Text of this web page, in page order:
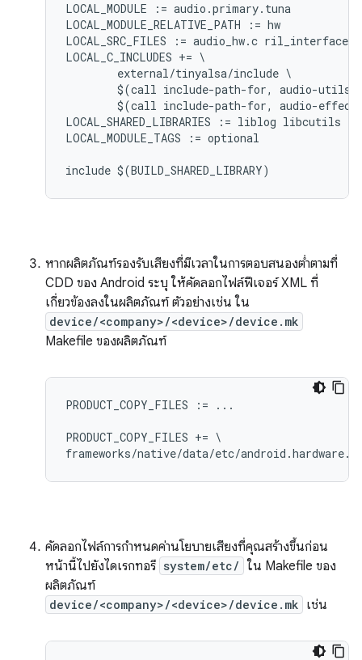
LOCAL_MODULE := audio.primary.tuna
LOCAL_MODULE_RELATIVE_PATH := hw
LOCAL_SRC_FILES := audio_hw.c ril_interface.c
LOCAL_C_INCLUDES += \
        external/tinyalsa/include \
$(call include-path-for, audio-utils)
$(call include-path-for, audio-
LOCAL_SHARED_LIBRARIES := liblog
LOCAL_MODULE_TAGS := optional
หากผลิตภัณฑ์รองรับเสียงที่มีเวลาในการตอบสนองต่ำตามที่
CDD ของ Android ระบุ ให้คัดลอกไฟล์ฟีเจอร์ XML ที่
เกี่ยวข้องลงในผลิตภัณฑ์ ตัวอย่างเช่น ใน
device/<company>/<device>/device.mk
Makefile ของผลิตภัณฑ์
PRODUCT_COPY_FILES := ...
PRODUCT_COPY_FILES += \
คัดลอกไฟล์การกำหนดค่านโยบายเสียงที่คุณสร้างขึ้นก่อน
หน้านี้ไปยังไดเรกทอรี system/etc/ ใน Makefile ของ
ผลิตภัณฑ์
device/<company>/<device>/device.mk เช่น